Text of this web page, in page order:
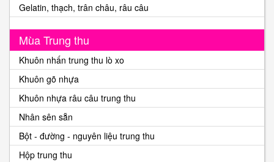
Gelatin, thạch, trân châu, râu câu
Mùa Trung thu
Khuôn nhấn trung thu lò xo
Khuôn gõ nhựa
Khuôn nhựa râu câu trung thu
Nhân sên sẵn
Bột - đường - nguyên liệu trung thu
Hộp trung thu